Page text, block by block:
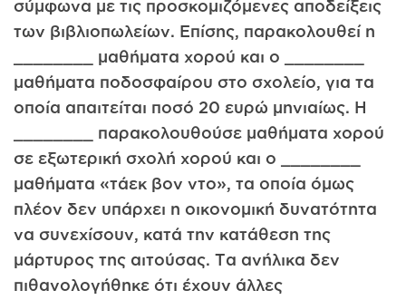
σύμφωνα με τις προσκομιζόμενες αποδείξεις
των βιβλιοπωλείων. Επίσης, παρακολουθεί η
________ μαθήματα χορού και ο ________
μαθήματα ποδοσφαίρου στο σχολείο, για τα
οποία απαιτείται ποσό 20 ευρώ μηνιαίως. Η
________ παρακολουθούσε μαθήματα χορού
σε εξωτερική σχολή χορού και ο ________
μαθήματα «τάεκ βον ντο», τα οποία όμως
πλέον δεν υπάρχει η οικονομική δυνατότητα
να συνεχίσουν, κατά την κατάθεση της
μάρτυρος της αιτούσας. Τα ανήλικα δεν
πιθανολογήθηκε ότι έχουν άλλες